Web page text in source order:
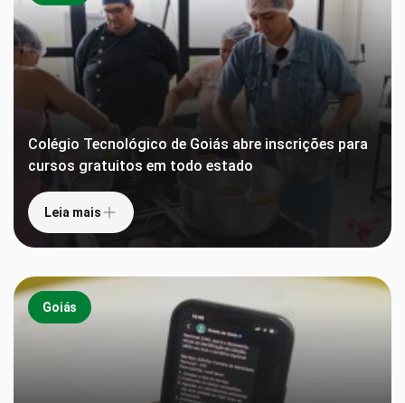
Colégio Tecnológico de Goiás abre inscrições para
cursos gratuitos em todo estado
Leia mais
Goiás